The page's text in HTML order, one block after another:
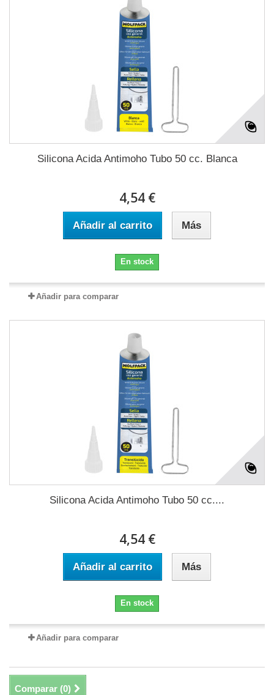
Silicona Acida Antimoho Tubo 50 cc. Blanca
4,54 €
Añadir al carrito Más
En stock
Añadir para comparar
Silicona Acida Antimoho Tubo 50 cc....
4,54 €
Añadir al carrito Más
En stock
Añadir para comparar
Comparar (0)